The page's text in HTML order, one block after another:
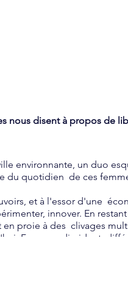
nous disent à propos de
environnante, un duo
du quotidien de ces
et à l'essor d'une
innover. En
proie à des clivages
Femme, dissident,